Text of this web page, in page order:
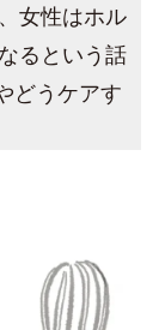
女性はホル
るという話
どうケアす